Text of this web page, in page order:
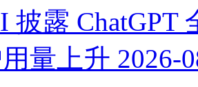
披露 ChatGPT
用量上升 2026-